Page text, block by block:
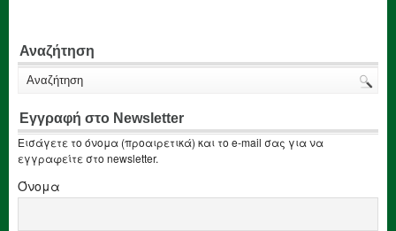
Αναζήτηση
Εγγραφή στο Newsletter
Εισάγετε το όνομα (προαιρετικά) και το e-mail σας για να
εγγραφείτε στο newsletter.
Όνομα